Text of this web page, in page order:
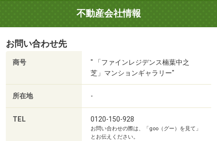
不動産会社情報
お問い合わせ先
商号
" 「ファインレジデンス楠葉中之
芝」マンションギャラリー"
所在地 -
TEL 0120-150-928
お問い合わせの際は、「goo（グー）を見て」
とお伝えください。